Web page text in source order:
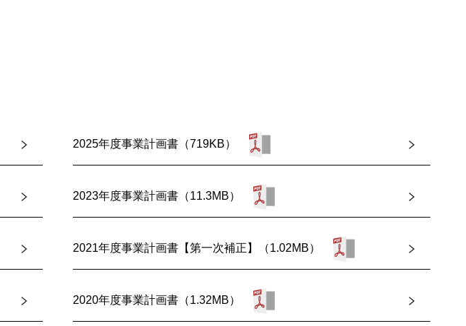
2025年度事業計画書（719KB）
2023年度事業計画書（11.3MB）
2021年度事業計画書【第一次補正】（1.02MB）
2020年度事業計画書（1.32MB）